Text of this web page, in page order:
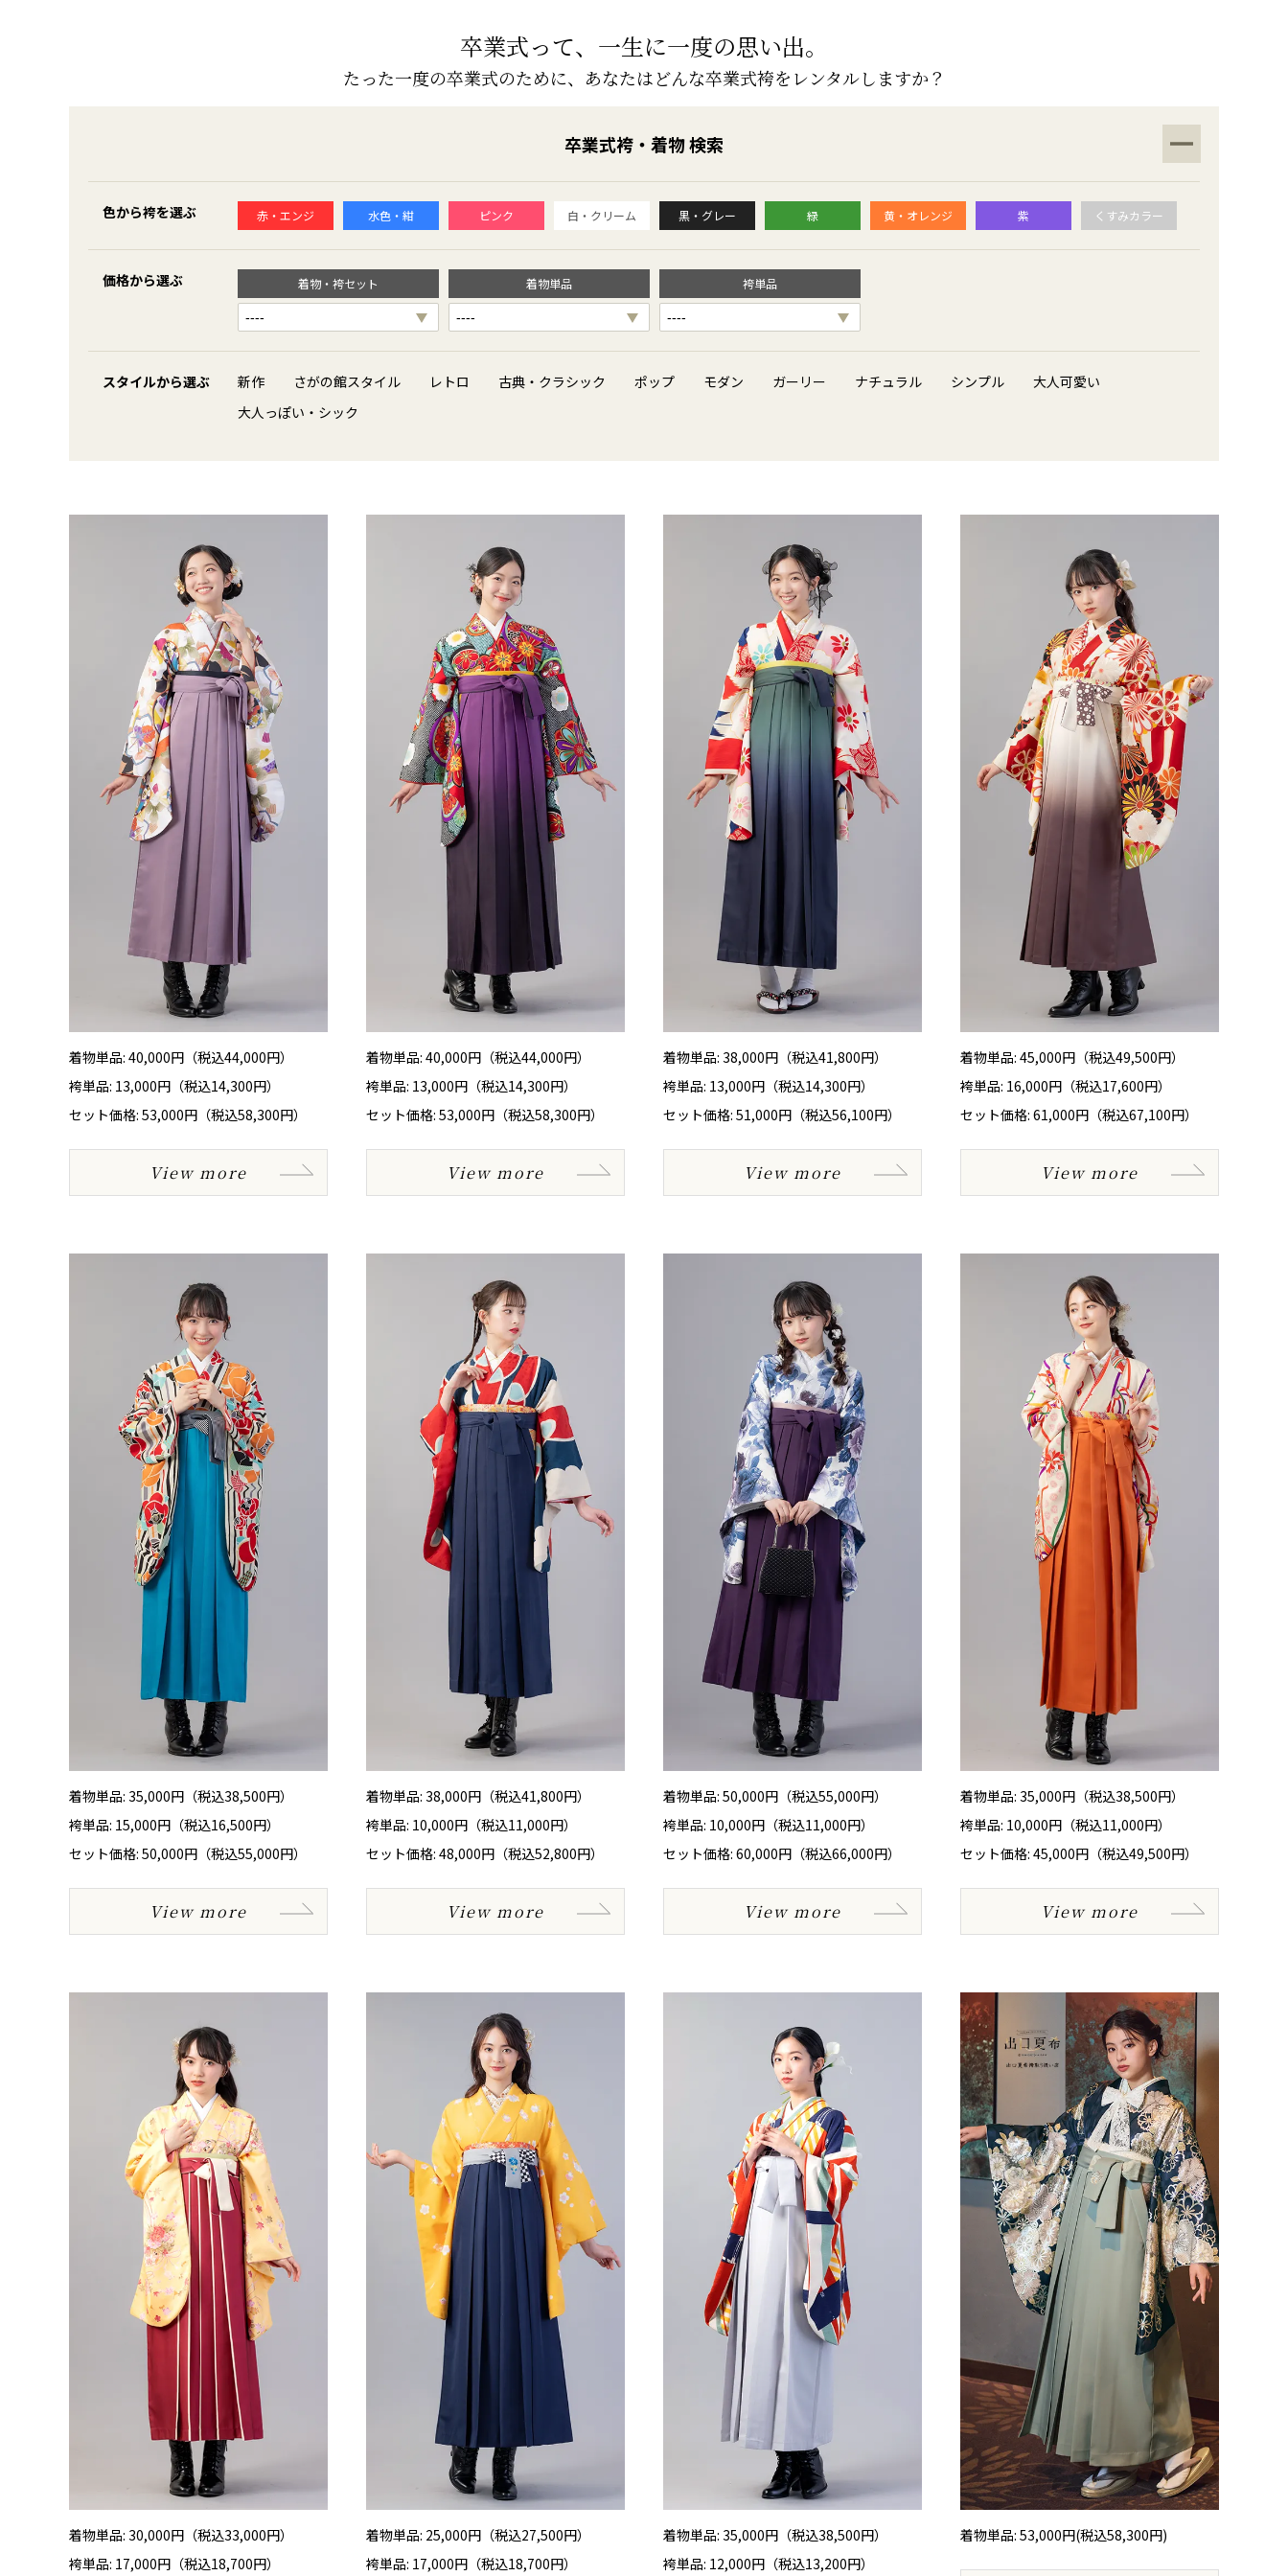
卒業式って、一生に一度の思い出。
たった一度の卒業式のために、 あなたはどんな卒業式袴をレンタルしますか？
卒業式袴・着物 検索
色から袴を選ぶ 赤・エンジ 水色・紺 ピンク 白・クリーム 黒・グレー 緑 黄・オレンジ 紫 くすみカラー
価格から選ぶ 着物・袴セット 着物単品 袴単品
スタイルから選ぶ 新作 さがの館スタイル レトロ 古典・クラシック ポップ モダン ガーリー ナチュラル シンプル
大人可愛い
大人っぽい・シック
着物単品: 40,000円（税込44,000円）
袴単品: 13,000円（税込14,300円）
セット価格: 53,000円（税込58,300円）
View more
着物単品: 40,000円（税込44,000円）
袴単品: 13,000円（税込14,300円）
セット価格: 53,000円（税込58,300円）
View more
着物単品: 38,000円（税込41,800円）
袴単品: 13,000円（税込14,300円）
セット価格: 51,000円（税込56,100円）
View more
着物単品: 45,000円（税込49,500円）
袴単品: 16,000円（税込17,600円）
セット価格: 61,000円（税込67,100円）
View more
着物単品: 35,000円（税込38,500円）
袴単品: 15,000円（税込16,500円）
セット価格: 50,000円（税込55,000円）
View more
着物単品: 38,000円（税込41,800円）
袴単品: 10,000円（税込11,000円）
セット価格: 48,000円（税込52,800円）
View more
着物単品: 50,000円（税込55,000円）
袴単品: 10,000円（税込11,000円）
セット価格: 60,000円（税込66,000円）
View more
着物単品: 35,000円（税込38,500円）
袴単品: 10,000円（税込11,000円）
セット価格: 45,000円（税込49,500円）
View more
着物単品: 30,000円（税込33,000円）
袴単品: 17,000円（税込18,700円）
着物単品: 25,000円（税込27,500円）
袴単品: 17,000円（税込18,700円）
着物単品: 35,000円（税込38,500円）
袴単品: 12,000円（税込13,200円）
着物単品: 53,000円(税込58,300円)